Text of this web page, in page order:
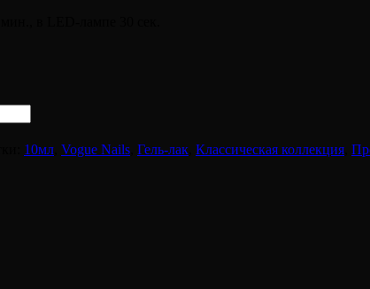
10мл Vogue Nails Гель-лак Классическая коллекция